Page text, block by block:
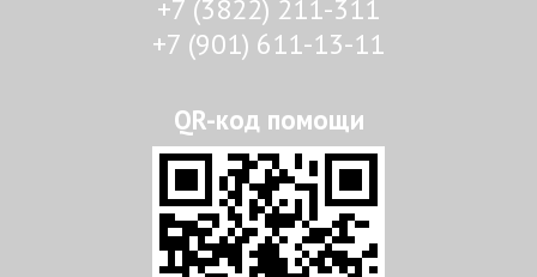
+7 (3822) 211-311
+7 (901) 611-13-11